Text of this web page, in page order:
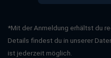
*Mit der Anmeldung erhältst du
Details findest du in unserer
ist jederzeit möglich.